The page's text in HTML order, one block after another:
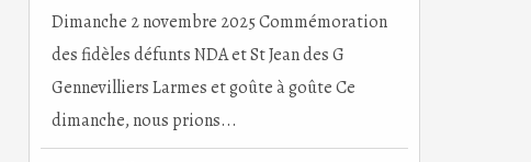
Dimanche 2 novembre 2025 Commémoration
des fidèles défunts NDA et St Jean des G
Gennevilliers Larmes et goûte à goûte Ce
dimanche, nous prions...